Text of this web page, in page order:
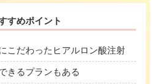
すめポイント
こだわったヒアルロン酸注射
きるプランもある